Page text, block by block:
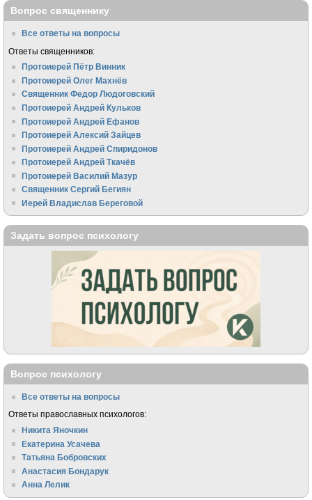
Вопрос священнику
Все ответы на вопросы
Ответы священников:
Протоиерей Пётр Винник
Протоиерей Олег Махнёв
Священник Федор Людоговский
Протоиерей Андрей Кульков
Протоиерей Андрей Ефанов
Протоиерей Алексий Зайцев
Протоиерей Андрей Спиридонов
Протоиерей Андрей Ткачёв
Протоиерей Василий Мазур
Священник Сергий Бегиян
Иерей Владислав Береговой
Задать вопрос психологу
Вопрос психологу
Все ответы на вопросы
Ответы православных психологов:
Никита Яночкин
Екатерина Усачева
Татьяна Бобровских
Анастасия Бондарук
Анна Лелик